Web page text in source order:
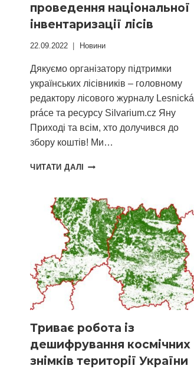
проведення національної
інвентаризації лісів
22.09.2022 Новини
Дякуємо організатору підтримки
українських лісівників – головному
редактору лісового журналу Lesnická
práce та ресурсу Silvarium.cz Яну
Приході та всім, хто долучився до
збору коштів! Ми…
ЧИТАТИ ДАЛІ
ЛІСІВНИКИ
СПЕЦІАЛІЗОВАНИЙ
ІНСТРУМЕНТАРІЙ
ДЛЯ
ПРОВЕДЕННЯ
НАЦІОНАЛЬНОЇ
ІНВЕНТАРИЗАЦІЇ
ЛІСІВ
Триває робота із
дешифрування космічних
знімків території України